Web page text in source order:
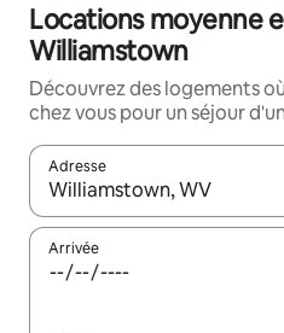
Locations moyenne
Williamstown
Découvrez des logements
chez vous pour un séjour
Adresse
Lorsque les résultats
Arrivée